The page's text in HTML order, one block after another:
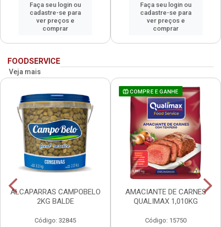
Faça seu login ou
cadastre-se para
ver preços e
comprar
Faça seu login ou
cadastre-se para
ver preços e
comprar
FOODSERVICE
Veja mais
ALCAPARRAS CAMPOBELO
2KG BALDE
Código: 32845
COMPRE E GANHE
AMACIANTE DE CARNES
QUALIMAX 1,010KG
Código: 15750